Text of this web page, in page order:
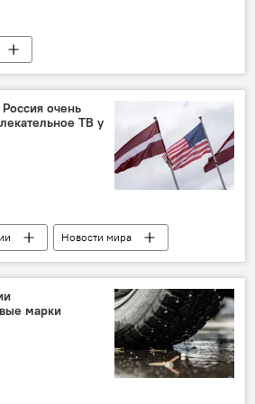
по теннису
очень
ТВ у
Новости мира
США в Латвии
отмывание денег
марки